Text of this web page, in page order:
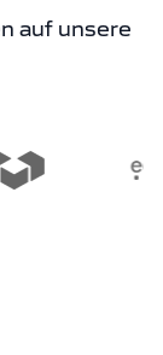
auf unsere